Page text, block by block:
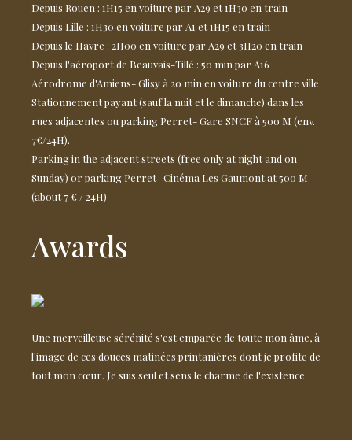
Depuis Rouen : 1H15 en voiture par A29 et 1H30 en train
Depuis Lille : 1H30 en voiture par A1 et 1H15 en train
Depuis le Havre : 2H00 en voiture par A29 et 3H20 en train
Depuis l'aéroport de Beauvais-Tillé : 50 min par A16
Aérodrome d'Amiens- Glisy à 20 min en voiture du centre ville
Stationnement payant (sauf la nuit et le dimanche) dans les
rues adjacentes ou parking Perret- Gare SNCF à 500 M (env.
7€/24H).
Parking in the adjacent streets (free only at night and on
Sunday) or parking Perret- Cinéma Les Gaumont at 500 M
(about 7 € / 24H)
Awards
Une merveilleuse sérénité s'est emparée de toute mon âme, à
l'image de ces douces matinées printanières dont je profite de
tout mon cœur. Je suis seul et sens le charme de l'existence.